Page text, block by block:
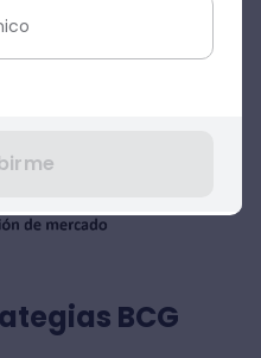
BCG